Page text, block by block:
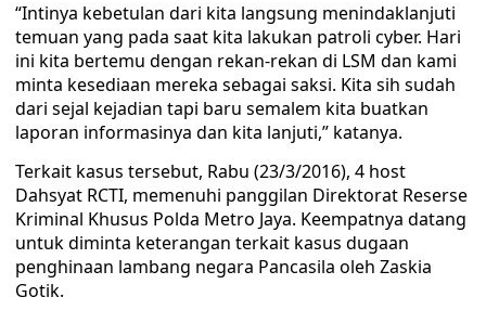
“Intinya kebetulan dari kita langsung menindaklanjuti
temuan yang pada saat kita lakukan patroli cyber. Hari
ini kita bertemu dengan rekan-rekan di LSM dan kami
minta kesediaan mereka sebagai saksi. Kita sih sudah
dari sejal kejadian tapi baru semalem kita buatkan
laporan informasinya dan kita lanjuti,” katanya.
Terkait kasus tersebut, Rabu (23/3/2016), 4 host
Dahsyat RCTI, memenuhi panggilan Direktorat Reserse
Kriminal Khusus Polda Metro Jaya. Keempatnya datang
untuk diminta keterangan terkait kasus dugaan
penghinaan lambang negara Pancasila oleh Zaskia
Gotik.